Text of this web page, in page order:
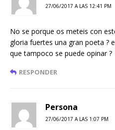
27/06/2017 A LAS 12:41 PM
No se porque os meteis con
gloria fuertes una gran poeta ?
que tampoco se puede opinar ?
RESPONDER
Persona
27/06/2017 A LAS 1:07 PM